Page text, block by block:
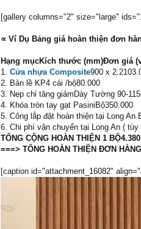
[gallery columns="2" size="large"
∝ Ví Dụ Bảng giá hoàn thiện đơn
Hạng mụcKích thước (mm)Đơn giá
1. Cửa nhựa Composite900 x
2. Bản lề KP4 cái /bộ80.000
3. Nẹp chỉ tăng giảmDày Tường 90-
4. Khóa tròn tay gạt PasiniBộ350.000
5. Công lắp đặt hoàn thiện tại Long An
6. Chi phí vận chuyển tại Long An (
TỔNG CỘNG HOÀN THIỆN 1
===> TỔNG HOÀN THIỆN ĐƠN
[caption id="attachment_16082"